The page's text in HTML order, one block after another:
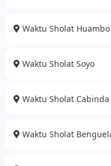
Waktu Sholat Huambo
Waktu Sholat Soyo
Waktu Sholat Cabinda
Waktu Sholat